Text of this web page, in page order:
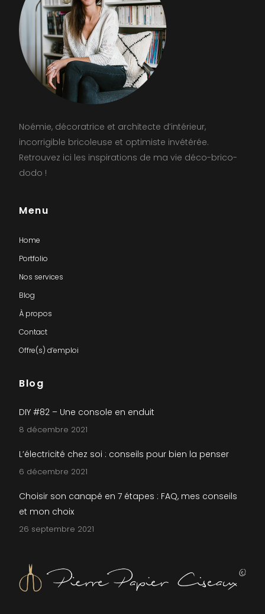
Noémie, décoratrice et architecte d’intérieur,
incorrigible bricoleuse et optimiste invétérée.
Retrouvez ici les inspirations de ma vie déco-brico-
dodo !
Menu
Home
Portfolio
Nos services
Blog
À propos
Contact
Offre(s) d’emploi
Blog
DIY #82 – Une console en enduit
8 décembre 2021
L’électricité chez soi : conseils pour bien la penser
6 décembre 2021
Choisir son canapé en 7 étapes : FAQ, mes conseils
et mon choix
26 septembre 2021